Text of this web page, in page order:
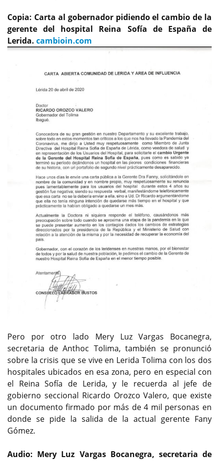
Copia: Carta al gobernador pidiendo el cambio de la
gerente del hospital Reina Sofía de España de
Lerida. cambioin.com
Pero por otro lado Mery Luz Vargas Bocanegra,
secretaria de Anthoc Tolima, también se pronunció
sobre la crisis que se vive en Lerida Tolima con los dos
hospitales ubicados en esa zona, pero en especial con
el Reina Sofía de Lerida, y le recuerda al jefe de
gobierno seccional Ricardo Orozco Valero, que existe
un documento firmado por más de 4 mil personas en
donde se pide la salida de la actual gerente Fany
Gómez.
Audio: Mery Luz Vargas Bocanegra, secretaria de